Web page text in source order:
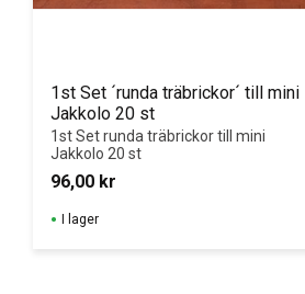
1st Set ´runda träbrickor´ till mini
Jakkolo 20 st
1st Set runda träbrickor till mini
Jakkolo 20 st
96,00 kr
I lager